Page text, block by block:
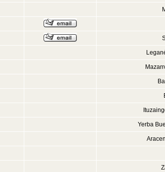
Yerba